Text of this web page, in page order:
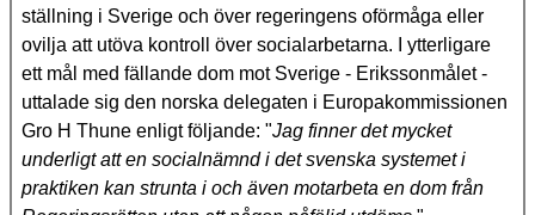
ställning i Sverige och över regeringens oförmåga eller
ovilja att utöva kontroll över socialarbetarna. I ytterligare
ett mål med fällande dom mot Sverige - Erikssonmålet -
uttalade sig den norska delegaten i Europakommissionen
Gro H Thune enligt följande: "Jag finner det mycket
underligt att en socialnämnd i det svenska systemet i
praktiken kan strunta i och även motarbeta en dom från